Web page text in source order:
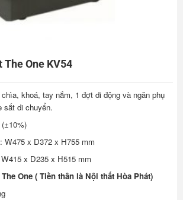
The One KV54
khoá, tay nắm, 1 đợt di động và ngăn phụ
sắt di chuyển.
W475 x D372 x H755 mm
x D235 x H515 mm
One ( Tiền thân là Nội thất Hòa Phát)